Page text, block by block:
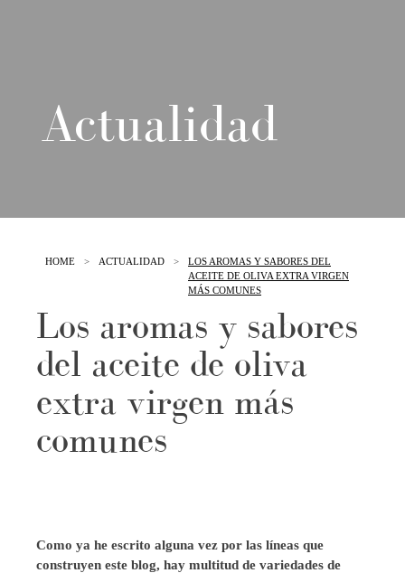
Actualidad
HOME > ACTUALIDAD >
LOS AROMAS Y SABORES DEL
ACEITE DE OLIVA EXTRA VIRGEN
MÁS COMUNES
Los aromas y sabores
del aceite de oliva
extra virgen más
comunes
Como ya he escrito alguna vez por las líneas que
construyen este blog, hay multitud de variedades de